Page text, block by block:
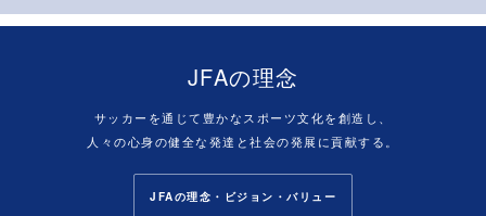
JFAの理念
サッカーを通じて豊かなスポーツ文化を創造し、
人々の心身の健全な発達と社会の発展に貢献する。
JFAの理念・ビジョン・バリュー